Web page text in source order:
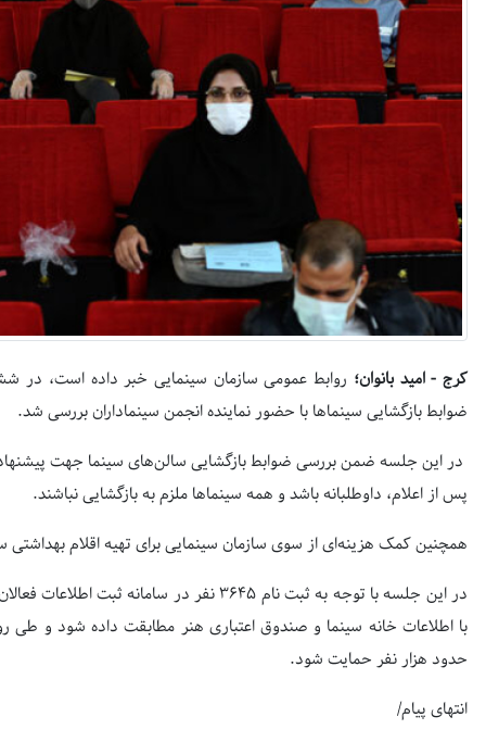
کرج - امید بانوان؛ روابط عمومی سازمان سینمایی خبر داده است، در
ضوابط بازگشایی سینماها با حضور نماینده انجمن سینماداران بررسی شد.
در این جلسه ضمن بررسی ضوابط بازگشایی سالن‌های سینما جهت پیشنهاد
پس از اعلام، داوطلبانه باشد و همه سینماها ملزم به بازگشایی نباشند.
همچنین کمک هزینه‌ای از سوی سازمان سینمایی برای تهیه اقلام بهداشتی
در این جلسه با توجه به ثبت نام ۳۶۴۵ نفر در
با اطلاعات خانه سینما و صندوق اعتباری هنر مطابقت داده شود و طی
حدود هزار نفر حمایت شود.
انتهای پیام/